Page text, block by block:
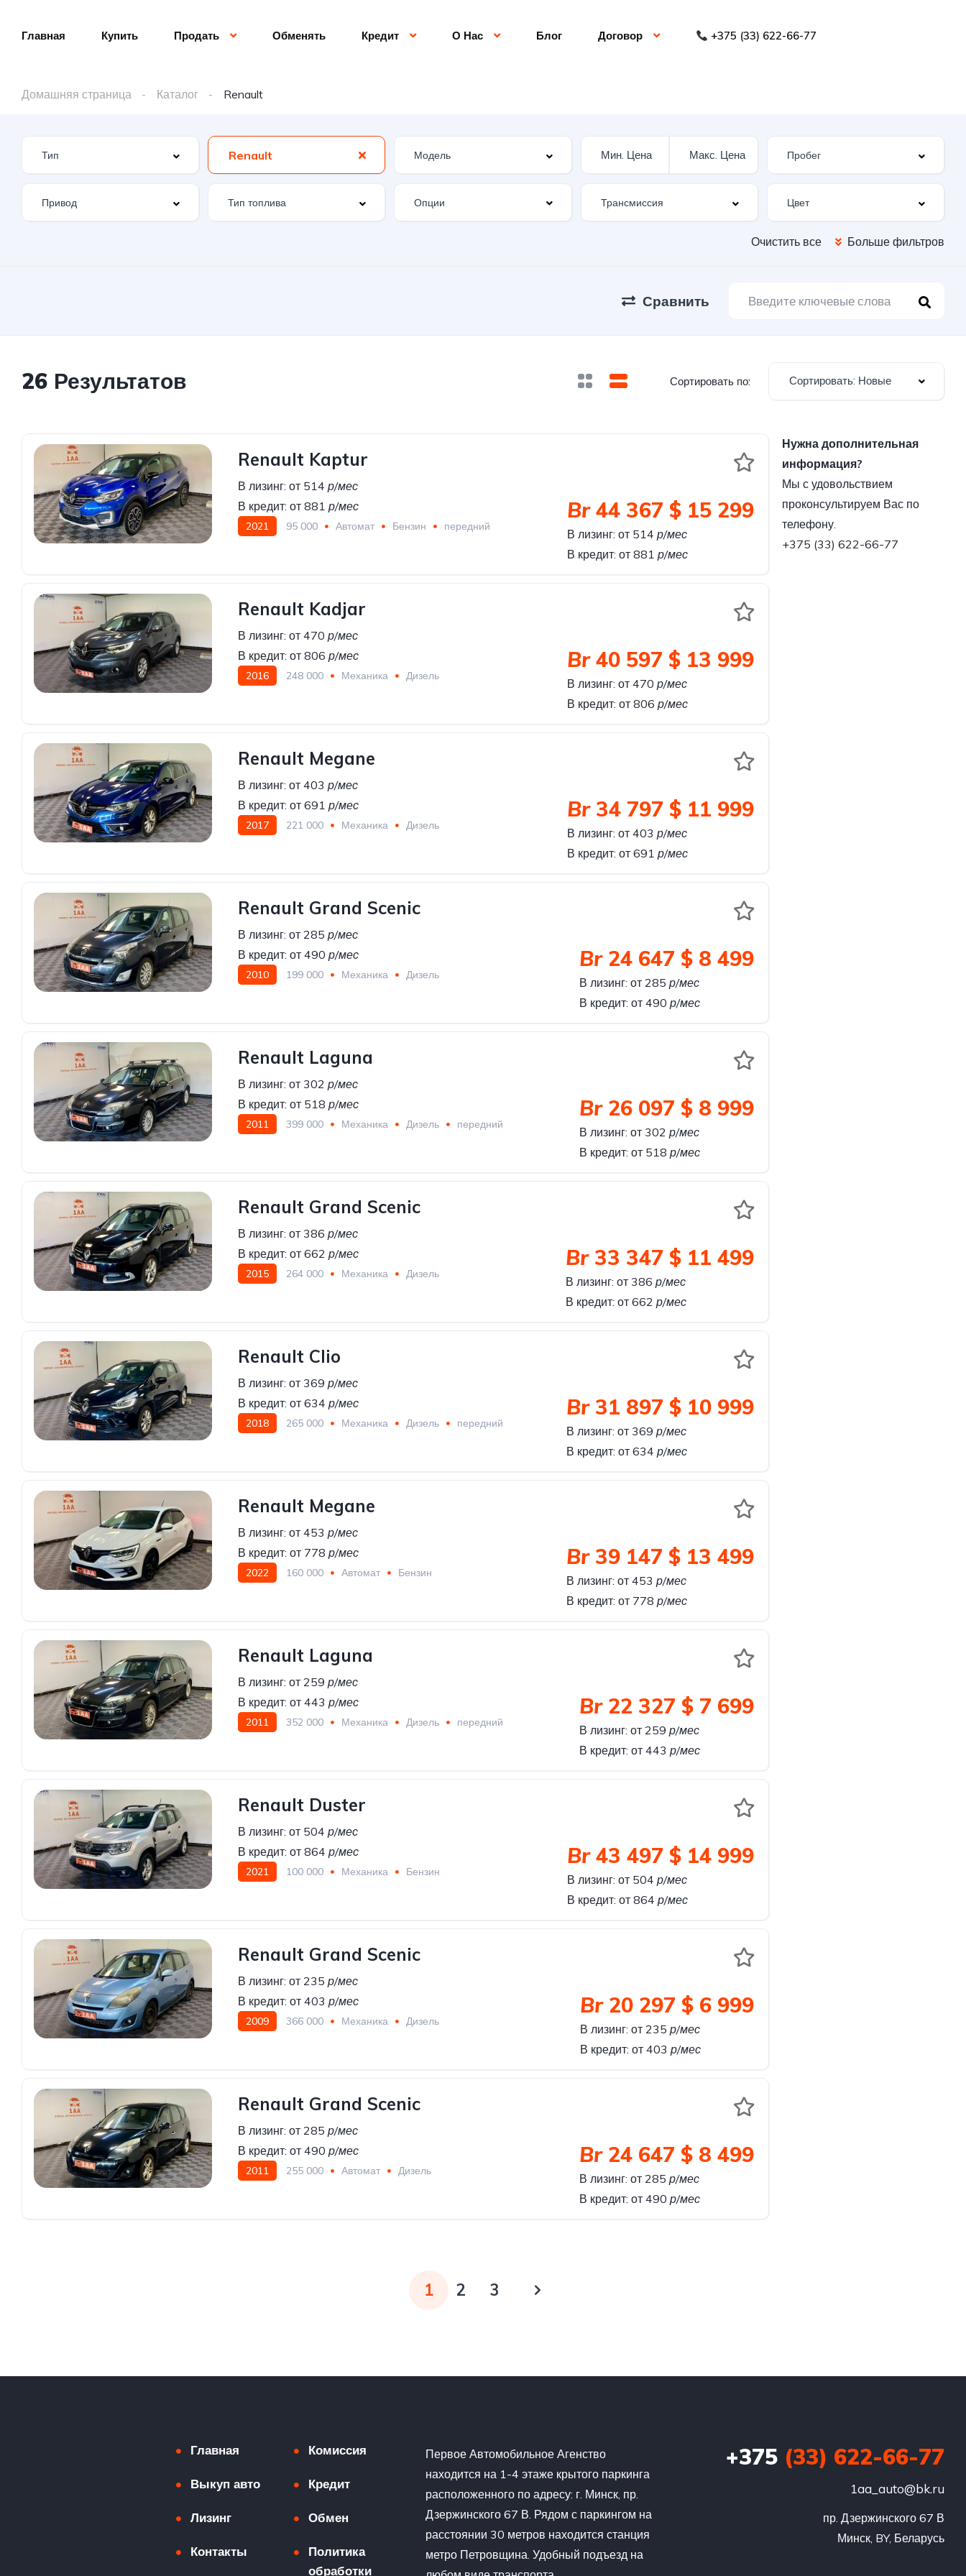
Главная Купить Продать Обменять Кредит О Нас Блог Договор +375 (33) 622-66-77
Домашняя страница Каталог Renault
Renault
Опции
Очистить все Больше фильтров
Сравнить
26 Результатов Сортировать по: Сортировать: Новые
Renault Kaptur
В лизинг: от 514 р/мес
В кредит: от 881 р/мес
2021 95 000 Автомат Бензин передний
Br44 367 $ 15 299
В лизинг: от 514 р/мес
В кредит: от 881 р/мес
Renault Kadjar
В лизинг: от 470 р/мес
В кредит: от 806 р/мес
2016 248 000 Механика
Дизель
Br40 597 $ 13 999
В лизинг: от 470 р/мес
В кредит: от 806 р/мес
Renault Megane
В лизинг: от 403 р/мес
В кредит: от 691 р/мес
2017 221 000 Механика
Дизель
Br34 797 $ 11 999
В лизинг: от 403 р/мес
В кредит: от 691 р/мес
Renault Grand Scenic
В лизинг: от 285 р/мес
В кредит: от 490 р/мес
2010 199 000 Механика
Дизель
Br24 647 $ 8 499
В лизинг: от 285 р/мес
В кредит: от 490 р/мес
Renault Laguna
В лизинг: от 302 р/мес
В кредит: от 518 р/мес
2011 399 000 Механика Дизель передний
Br26 097 $ 8 999
В лизинг: от 302 р/мес
В кредит: от 518 р/мес
Renault Grand Scenic
В лизинг: от 386 р/мес
В кредит: от 662 р/мес
2015 264 000 Механика
Дизель
Br33 347 $ 11 499
В лизинг: от 386 р/мес
В кредит: от 662 р/мес
Renault Clio
В лизинг: от 369 р/мес
В кредит: от 634 р/мес
2018 265 000 Механика Дизель передний
Br31 897 $ 10 999
В лизинг: от 369 р/мес
В кредит: от 634 р/мес
Renault Megane
В лизинг: от 453 р/мес
В кредит: от 778 р/мес
2022 160 000 Автомат
Бензин
Br39 147 $ 13 499
В лизинг: от 453 р/мес
В кредит: от 778 р/мес
Renault Laguna
В лизинг: от 259 р/мес
В кредит: от 443 р/мес
2011 352 000 Механика Дизель передний
Br22 327 $ 7 699
В лизинг: от 259 р/мес
В кредит: от 443 р/мес
Renault Duster
В лизинг: от 504 р/мес
В кредит: от 864 р/мес
2021 100 000 Механика
Бензин
Br43 497 $ 14 999
В лизинг: от 504 р/мес
В кредит: от 864 р/мес
Renault Grand Scenic
В лизинг: от 235 р/мес
В кредит: от 403 р/мес
2009 366 000 Механика
Дизель
Br20 297 $ 6 999
В лизинг: от 235 р/мес
В кредит: от 403 р/мес
Renault Grand Scenic
В лизинг: от 285 р/мес
В кредит: от 490 р/мес
2011 255 000 Автомат
Дизель
Br24 647 $ 8 499
В лизинг: от 285 р/мес
В кредит: от 490 р/мес
Нужна дополнительная
информация?
Мы с удовольствием
проконсультируем Вас по
телефону.
+375 (33) 622-66-77
1 2 3
Главная Комиссия
Выкуп авто Кредит
Лизинг Обмен
Контакты
Политика
обработки
Первое Автомобильное Агенство
находится на 1-4 этаже крытого паркинга
расположенного по адресу: г. Минск, пр.
Дзержинского 67 В. Рядом с паркингом на
расстоянии 30 метров находится станция
метро Петровщина. Удобный подъезд на
+375(33) 622-66-77
1aa_auto@bk.ru
пр. Дзержинского 67 В
Минск, BY, Беларусь